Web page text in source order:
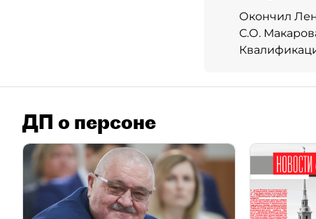
Окончил
С.О.
ДП о персоне